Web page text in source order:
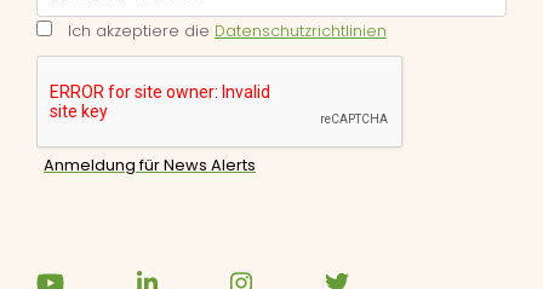
Ich akzeptiere die Datenschutzrichtlinien